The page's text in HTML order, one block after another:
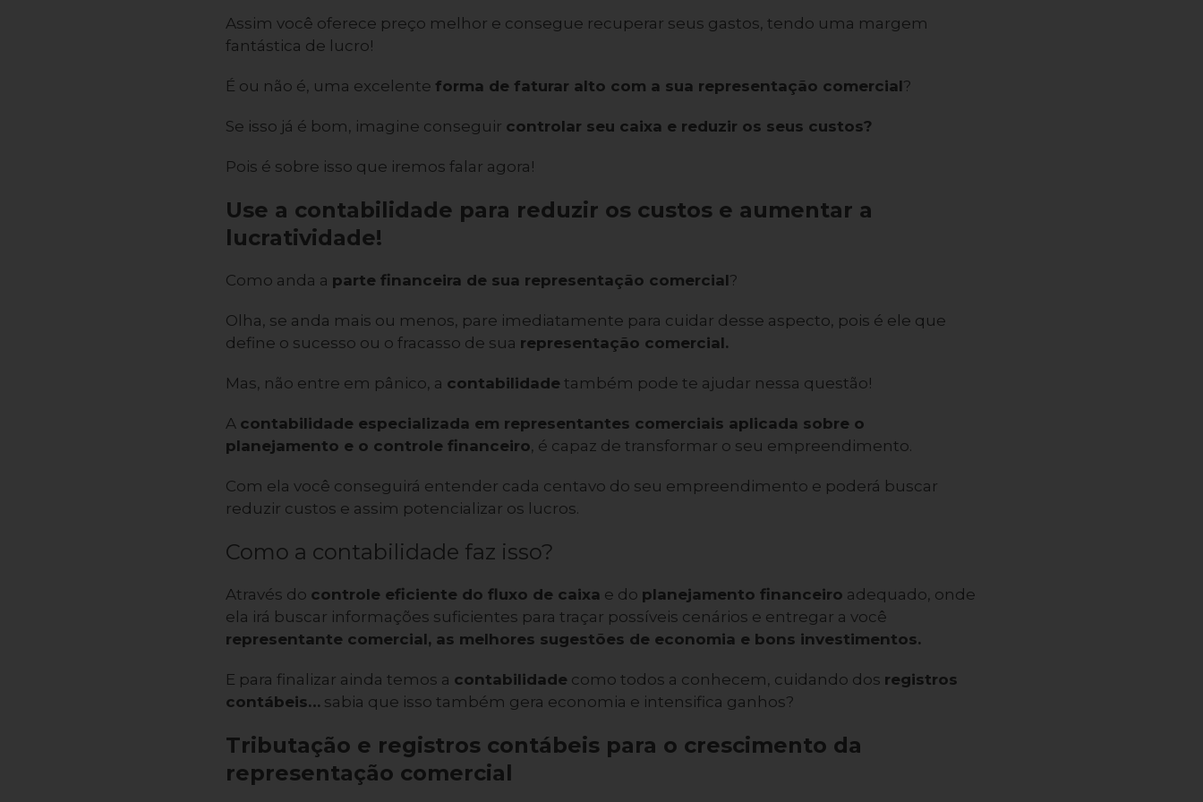
Assim você oferece preço melhor e consegue recuperar seus gastos, tendo uma margem
fantástica de lucro!
É ou não é, uma excelente forma de faturar alto com a sua representação comercial?
Se isso já é bom, imagine conseguir controlar seu caixa e reduzir os seus custos?
Pois é sobre isso que iremos falar agora!
Use a contabilidade para reduzir os custos e aumentar a
lucratividade!
Como anda a parte financeira de sua representação comercial?
Olha, se anda mais ou menos, pare imediatamente para cuidar desse aspecto, pois é ele que
define o sucesso ou o fracasso de sua representação comercial.
Mas, não entre em pânico, a contabilidadetambém pode te ajudar nessa questão!
A contabilidade especializada em representantes comerciais aplicada sobre o
planejamento e o controle financeiro, é capaz de transformar o seu empreendimento.
Com ela você conseguirá entender cada centavo do seu empreendimento e poderá buscar
reduzir custos e assim potencializar os lucros.
Como a contabilidade faz isso?
Através do controle eficiente do fluxo de caixa e do planejamento financeiro adequado, onde
ela irá buscar informações suficientes para traçar possíveis cenários e entregar a você
representante comercial, as melhores sugestões de economia e bons investimentos.
E para finalizar ainda temos a contabilidadecomo todos a conhecem, cuidando dos registros
contábeis…sabia que isso também gera economia e intensifica ganhos?
Tributação e registros contábeis para o crescimento da
representação comercial